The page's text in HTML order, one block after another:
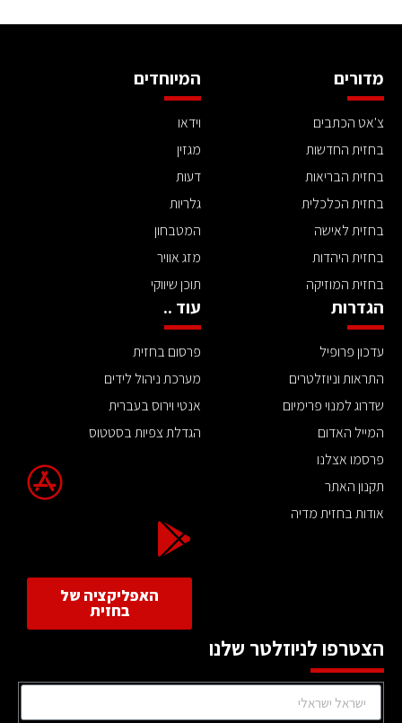
מדורים
צ'אט הכתבים
בחזית החדשות
בחזית הבריאות
בחזית הכלכלית
בחזית לאישה
בחזית היהדות
בחזית המוזיקה
המיוחדים
וידאו
מגזין
דעות
גלריות
המטבחון
מזג אוויר
תוכן שיווקי
הגדרות
עדכון פרופיל
התראות וניוזלטרים
שדרוג למנוי פרימיום
המייל האדום
פרסמו אצלנו
תקנון האתר
אודות בחזית מדיה
עוד ..
פרסום בחזית
מערכת ניהול לידים
אנטי וירוס בעברית
הגדלת צפיות בסטטוס
האפליקציה של
בחזית
הצטרפו לניוזלטר שלנו